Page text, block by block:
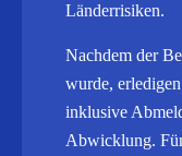
Länderrisiken.
Nachdem der
wurde,
inklusive
Abwicklung.